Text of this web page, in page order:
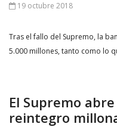
19 octubre 2018
Tras el fallo del Supremo, la
5.000 millones, tanto como lo
El Supremo
reintegro